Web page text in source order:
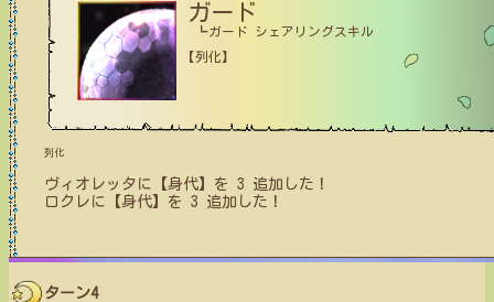
ガード
┗ガード シェアリングスキル
【列化】
列化
ヴィオレッタ に【身代】を 3 追加した！
ロクレ に【身代】を 3 追加した！
ターン4